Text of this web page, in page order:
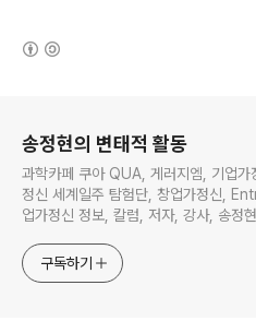
송정현의 변태적 활동
과학카페 쿠아 QUA, 게러지엠, 기업가
정신 세계일주 탐험단, 창업가정신,
업가정신 정보, 칼럼, 저자, 강사, 송
구독하기